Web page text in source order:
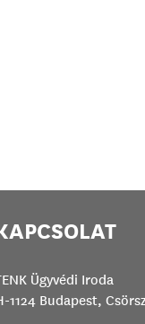
Ügyvédi Iroda
1124 Budapest,